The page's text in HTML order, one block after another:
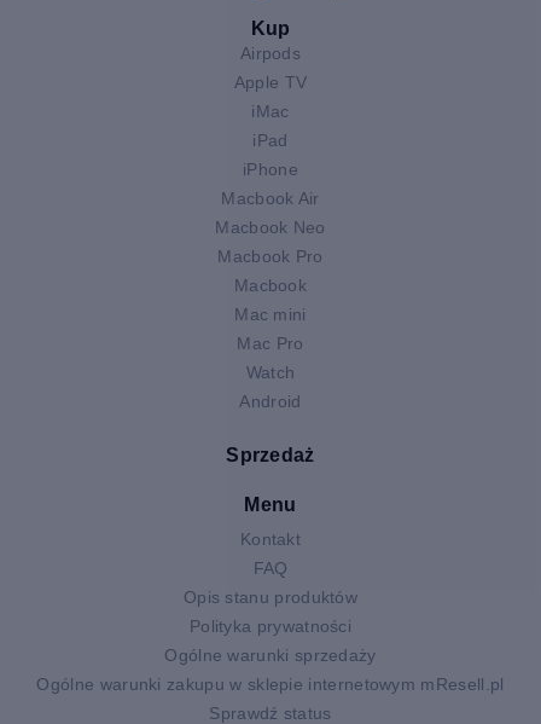
Kup
Airpods
Apple TV
iMac
iPad
iPhone
Macbook Air
Macbook Neo
Macbook Pro
Macbook
Mac mini
Mac Pro
Watch
Android
Sprzedaż
Menu
Kontakt
FAQ
Opis stanu produktów
Polityka prywatności
Ogólne warunki sprzedaży
Ogólne warunki zakupu w sklepie internetowym mResell.pl
Sprawdź status